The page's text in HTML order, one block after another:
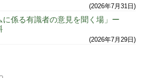
2026年7月31日
係る有識者の意見を聞く場」ー
2026年7月29日